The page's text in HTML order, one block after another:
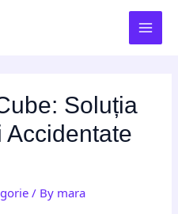
Soluția
Accidentate
/ By mara